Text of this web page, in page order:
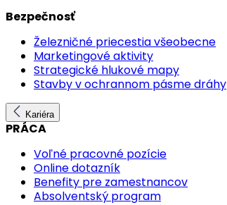
Bezpečnosť
Železničné priecestia všeobecne
Marketingové aktivity
Strategické hlukové mapy
Stavby v ochrannom pásme dráhy
Kariéra
PRÁCA
Voľné pracovné pozície
Online dotazník
Benefity pre zamestnancov
Absolventský program